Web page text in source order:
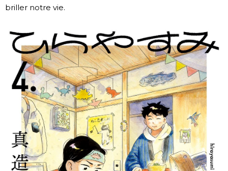
briller notre vie.